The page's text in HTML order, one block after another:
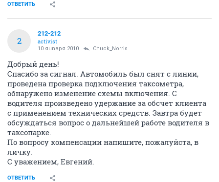
ОТВЕТИТЬ
2
212-212
activist
10 января 2010 Chuck_Norris
Добрый день!
Спасибо за сигнал. Автомобиль был снят с линии,
проведена проверка подключения таксометра,
обнаружено изменение схемы включения. С
водителя произведено удержание за обсчет клиента
с применением технических средств. Завтра будет
обсуждаться вопрос о дальнейшей работе водителя в
таксопарке.
По вопросу компенсации напишите, пожалуйста, в
личку.
С уважением, Евгений.
ОТВЕТИТЬ